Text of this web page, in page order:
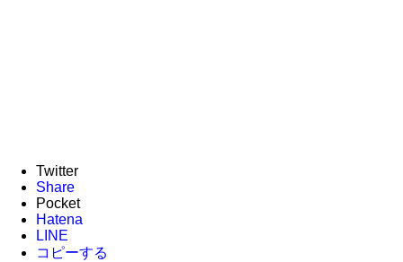
Twitter
Share
Pocket
Hatena
LINE
コピーする